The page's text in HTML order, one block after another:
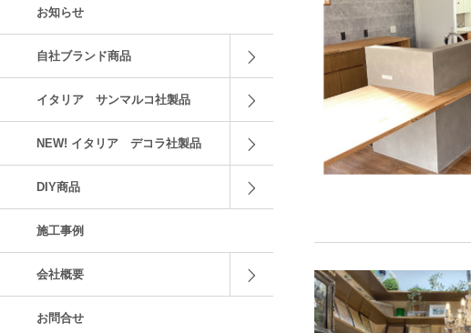
お知らせ
自社ブランド商品
イタリア サンマルコ社製品
NEW! イタリア デコラ社製品
DIY商品
施工事例
会社概要
お問合せ